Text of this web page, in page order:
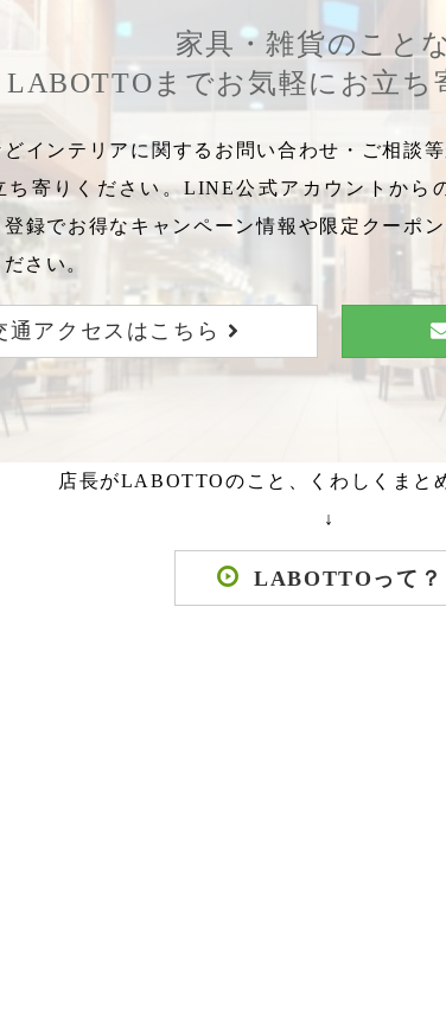
家具・雑貨のこと
LABOTTOまでお気軽にお立ち
インテリアに関するお問い合わせ・ご相談
ち寄りください。LINE公式アカウントから
録でお得なキャンペーン情報や限定クーポ
さい。
アクセスはこちら
店長がLABOTTOのこと、くわしくまと
↓
LABOTTOって？